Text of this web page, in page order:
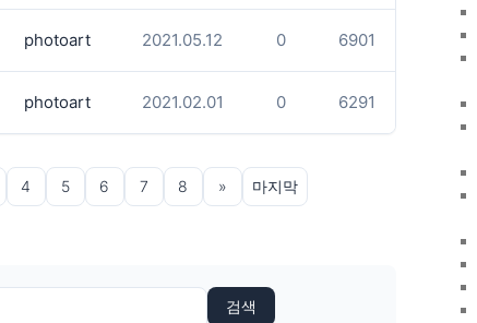
photoart 2021.05.12 0 6901
photoart 2021.02.01 0 6291
4 5 6 7 8 » 마지막
검색